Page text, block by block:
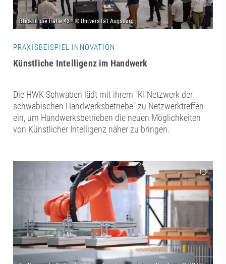
PRAXISBEISPIEL INNOVATION
Künstliche Intelligenz im Handwerk
Die HWK Schwaben lädt mit ihrem "KI Netzwerk der
schwäbischen Handwerksbetriebe" zu Netzwerktreffen
ein, um Handwerksbetrieben die neuen Möglichkeiten
von Künstlicher Intelligenz näher zu bringen.